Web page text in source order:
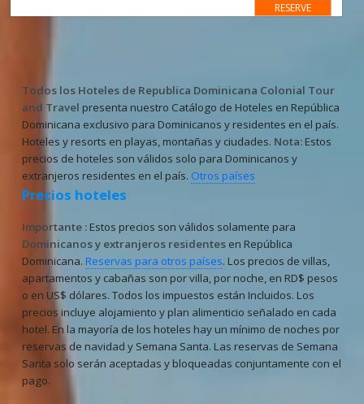
RESERVE
Todos los Hoteles de Republica Dominicana Colonial Tour
and Travel presenta nuestro Catálogo de Hoteles en República
Dominicana exclusivo para Dominicanos y residentes en el país.
Hoteles y resorts en playas, montañas y ciudades. Nota:Estos
precios de hoteles son válidos solo para Dominicanos y
extranjeros residentes en el país. Otros países
Precios hoteles
Importante : Estos precios son válidos solamente para
Dominicanos y extranjeros residentesen República
Dominicana. Reservas para otros países. Los precios de villas,
apartamentos y cabañas son por villa, por noche, en RD$ pesos
o en US$ dólares. Todos los impuestos están Incluidos. Los
precios incluye alojamiento y plan alimenticio señalado en cada
hotel. En la mayoría de los hoteles hay un mínimo de noches por
reservas de navidad y Semana Santa. Las reservas de Semana
Santa solo serán aceptadas y bloqueadas conjuntamente con el
pago.